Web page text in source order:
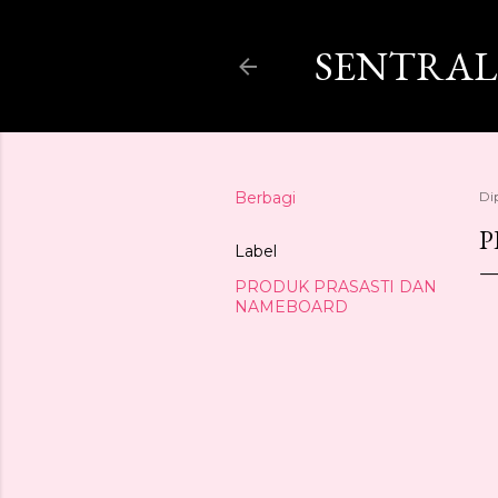
Berbagi
Label
PRODUK PRASASTI DAN
NAMEBOARD